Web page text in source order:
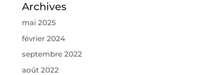
Archives
mai 2025
février 2024
septembre 2022
août 2022